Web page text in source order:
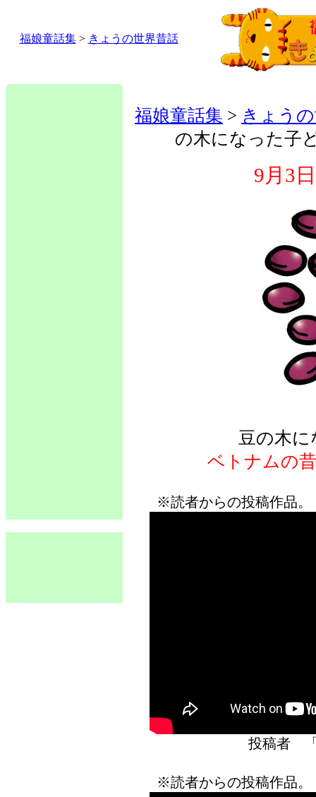
福娘童話集> きょうの世界昔話
福娘童話集 > きょう
の木になった子
9月3
豆の木
ベトナムの
※読者からの投稿作品
投稿者
※読者からの投稿作品